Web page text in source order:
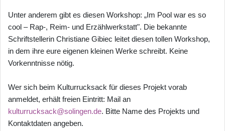
Unter anderem gibt es diesen Workshop: „Im Pool war es so
cool – Rap-, Reim- und Erzählwerkstatt". Die bekannte
Schriftstellerin Christiane Gibiec leitet diesen tollen Workshop,
in dem ihre eure eigenen kleinen Werke schreibt. Keine
Vorkenntnisse nötig.
Wer sich beim Kulturrucksack für dieses Projekt vorab
anmeldet, erhält freien Eintritt: Mail an
kulturrucksack@solingen.de. Bitte Name des Projekts und
Kontaktdaten angeben.